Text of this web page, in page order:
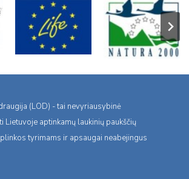
(LOD) - tai nevyriausybinė
Lietuvoje aptinkamų laukinių paukščių
tyrimams ir apsaugai neabejingus